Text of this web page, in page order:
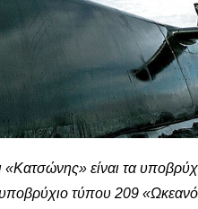
«Κατσώνης» είναι τα
τύπου 209